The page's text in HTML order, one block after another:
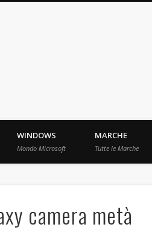
raccolti in Rete.
WINDOWS
Mondo Microsoft
MARCHE
Tutte le Marche
camera metà